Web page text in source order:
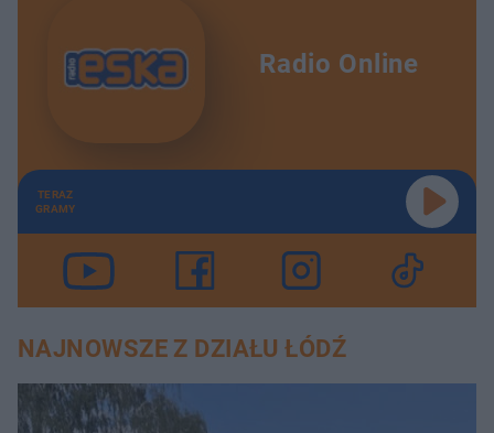
Radio Online
TERAZ
GRAMY
NAJNOWSZE Z DZIAŁU ŁÓDŹ